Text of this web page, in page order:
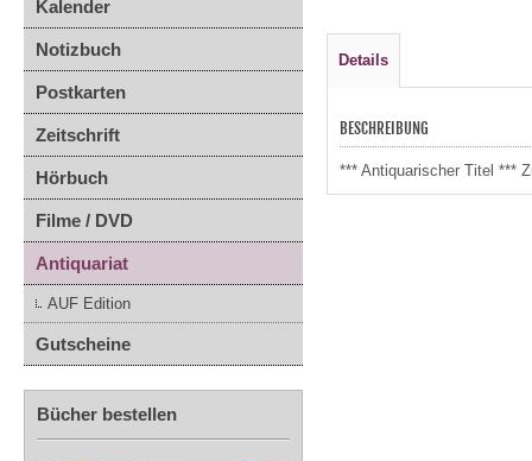
Kalender
Notizbuch
Postkarten
Zeitschrift
Hörbuch
Filme / DVD
Antiquariat
AUF Edition
Gutscheine
Bücher bestellen
Details
BESCHREIBUNG
*** Antiquarischer Titel ***